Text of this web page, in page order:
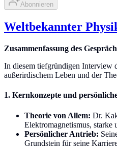
Abonnieren
Weltbekannter
Zusammenfassung des
In diesem tiefgründigen Interview
außerirdischem Leben und der
1. Kernkonzepte und
Theorie von Allem: Dr.
Elektromagnetismus, starke
Persönlicher Antrieb:
Grundstein für seine